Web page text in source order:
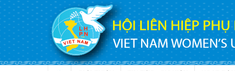
Truy cập nội dung luôn